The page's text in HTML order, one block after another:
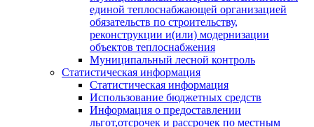
единой теплоснабжающей организацией
обязательств по строительству,
реконструкции и(или) модернизации
объектов теплоснабжения
Муниципальный лесной контроль
Статистическая информация
Статистическая информация
Использование бюджетных средств
Информация о предоставлении
льгот,отсрочек и рассрочек по местным